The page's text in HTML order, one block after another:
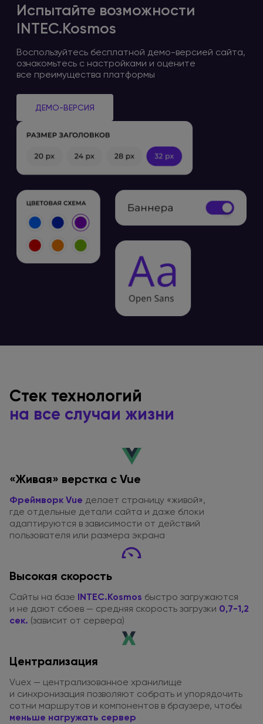
Испытайте возможности
INTEC.Kosmos
Воспользуйтесь бесплатной демо-версией сайта,
ознакомьтесь с настройками и оцените
все преимущества платформы
ДЕМО-ВЕРСИЯ
Стек технологий
на все случаи жизни
«Живая» верстка с Vue
Фреймворк Vue делает страницу «живой»,
где отдельные детали сайта и даже блоки
адаптируются в зависимости от действий
пользователя или размера экрана
Высокая скорость
Сайты на базе INTEC.Kosmos быстро загружаются
и не дают сбоев — средняя скорость загрузки 0,7-1,2
сек. (зависит от сервера)
Централизация
Vuex — централизованное хранилище
и синхронизация позволяют собрать и упорядочить
сотни маршрутов и компонентов в браузере, чтобы
меньше нагружать сервер